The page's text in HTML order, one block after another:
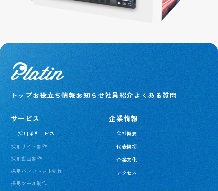
トップお役立ち情報お知らせ社員紹介よくある質問
サービス
採用系サービス
採用サイト制作
採用動画制作
採用パンフレット制作
採用ツール制作
企業情報
会社概要
代表挨拶
企業文化
アクセス